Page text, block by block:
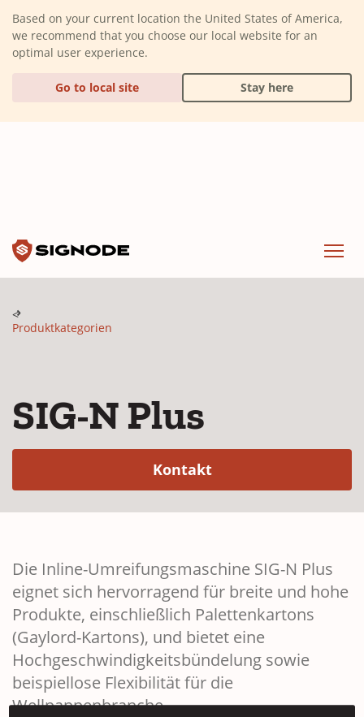
Based on your current location the United States of America,
we recommend that you choose our local website for an
optimal user experience.
Go to local site Stay here
Produktkategorien
SIG-N Plus
Kontakt(Opens in a new
Die Inline-Umreifungsmaschine SIG-N Plus
eignet sich hervorragend für breite und hohe
Produkte, einschließlich Palettenkartons
(Gaylord-Kartons), und bietet eine
Hochgeschwindigkeitsbündelung sowie
beispiellose Flexibilität für die
Wellpappenbranche.